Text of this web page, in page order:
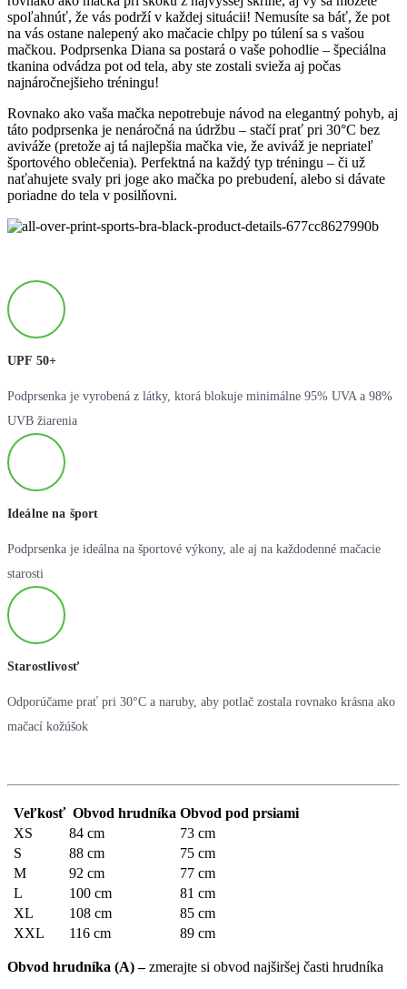
spoľahnúť, že vás podrží v každej situácii! Nemusíte sa báť, že pot
na vás ostane nalepený ako mačacie chlpy po túlení sa s vašou
mačkou. Podprsenka Diana sa postará o vaše pohodlie – špeciálna
tkanina odvádza pot od tela, aby ste zostali svieža aj počas
najnáročnejšieho tréningu!
Rovnako ako vaša mačka nepotrebuje návod na elegantný pohyb, aj
táto podprsenka je nenáročná na údržbu – stačí prať pri 30°C bez
aviváže (pretože aj tá najlepšia mačka vie, že aviváž je nepriateľ
športového oblečenia). Perfektná na každý typ tréningu – či už
naťahujete svaly pri joge ako mačka po prebudení, alebo si dávate
poriadne do tela v posilňovni.
UPF 50+
Podprsenka je vyrobená z látky, ktorá blokuje minimálne 95% UVA a 98%
UVB žiarenia
Ideálne na šport
Podprsenka je ideálna na športové výkony, ale aj na každodenné mačacie
starosti
Starostlivosť
Odporúčame prať pri 30°C a naruby, aby potlač zostala rovnako krásna ako
mačací kožúšok
Veľkosť Obvod hrudníka Obvod pod prsiami
XS
84 cm
73 cm
S
88 cm
75 cm
M
92 cm
77 cm
L
100 cm
81 cm
XL
108 cm
85 cm
XXL
116 cm 89 cm
Obvod hrudníka (A) –zmerajte si obvod najširšej časti hrudníka